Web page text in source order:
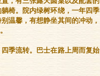
椅。院内绿树环绕，一年四季
温馨，有想静坐其间的冲动，
季流转。巴士在路上周而复始